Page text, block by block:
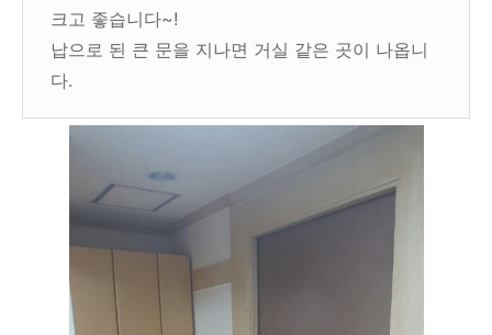
크고 좋습니다~!
납으로 된 큰 문을 지나면 거실 같은 곳이 나옵니
다.